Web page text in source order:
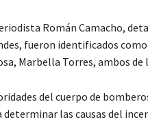
Román Camacho,
fueron identificados
Marbella Torres, ambos de
del cuerpo de
determinar las causas del